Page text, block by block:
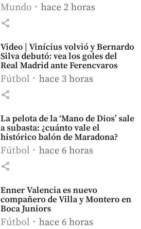
Mundo hace 2 horas
share
Video | Vinícius volvió y Bernardo
Silva debutó: vea los goles del
Real Madrid ante Ferencvaros
Fútbol hace 3 horas
share
La pelota de la ‘Mano de Dios’ sale
a subasta: ¿cuánto vale el
histórico balón de Maradona?
Fútbol hace 6 horas
share
Enner Valencia es nuevo
compañero de Villa y Montero en
Boca Juniors
Fútbol hace 6 horas